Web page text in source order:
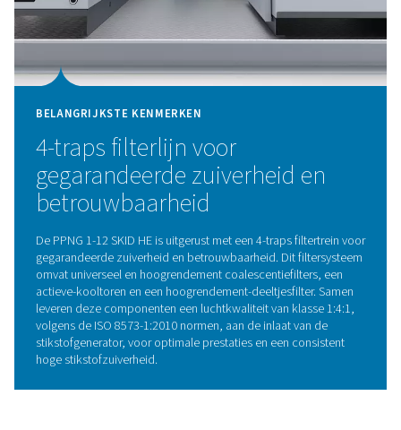
BELANGRIJKSTE KENMERKEN
Compressor met variabel
toerental en geïntegreerde
koeldroger
De PPNG 1-12 Skid HE is uitgerust met een compressor
variabel toerental en een geïntegreerde koeldroger, die
ontworpen om door automatische